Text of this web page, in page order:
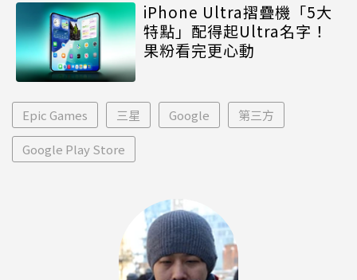
iPhone Ultra摺疊機「5大
特點」配得起Ultra名字！
果粉看完更心動
Epic Games 三星 Google 第三方
Google Play Store